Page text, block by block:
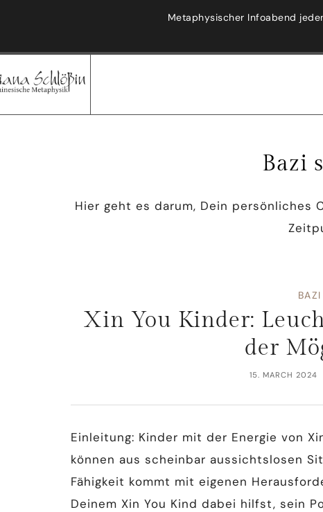
Metaphysischer Infoabend
Bazi
Hier geht es darum, Dein persönliches
Xin You Kinder:
der
15. MARCH 2024
Einleitung: Kinder mit der Energie von
können aus scheinbar aussichtslosen
Fähigkeit kommt mit eigenen
Deinem Xin You Kind dabei hilfst, sein